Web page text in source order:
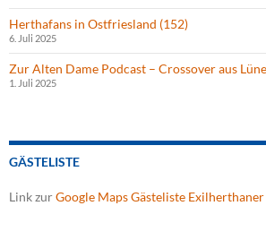
Herthafans in Ostfriesland (152)
6. Juli 2025
Zur Alten Dame Podcast – Crossover aus
1. Juli 2025
GÄSTELISTE
Link zurGoogle Maps Gästeliste